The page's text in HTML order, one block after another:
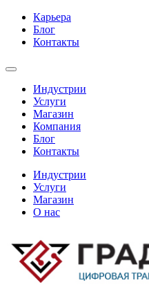
Карьера
Блог
Контакты
Индустрии
Услуги
Магазин
Компания
Блог
Контакты
Индустрии
Услуги
Магазин
О нас